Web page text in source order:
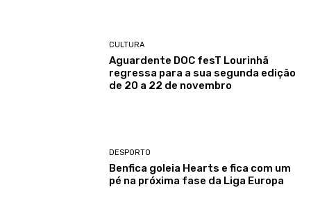
CULTURA
Aguardente DOC fesT Lourinhã
regressa para a sua segunda edição
de 20 a 22 de novembro
DESPORTO
Benfica goleia Hearts e fica com um
pé na próxima fase da Liga Europa